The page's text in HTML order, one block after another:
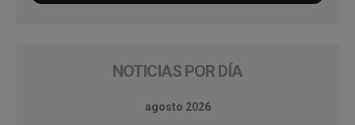
NOTICIAS POR DÍA
agosto 2026